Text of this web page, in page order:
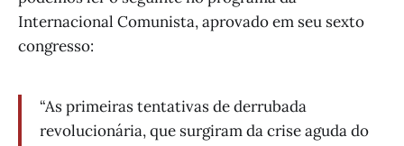
Internacional Comunista, aprovado em seu sexto
congresso:
“As primeiras tentativas de derrubada
revolucionária, que surgiram da crise aguda do